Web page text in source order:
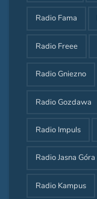
Radio Fama
Radio Freee
Radio Gniezno
Radio Gozdawa
Radio Impuls
Radio Jasna Góra
Radio Kampus